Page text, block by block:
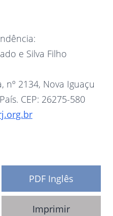
e Silva Filho
nº 2134, Nova Iguaçu
CEP: 26275-580
PDF Inglês
Imprimir